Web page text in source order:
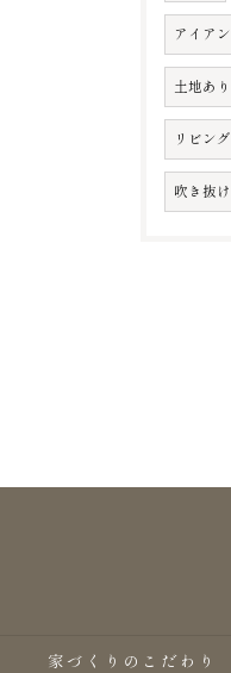
アイアン
土地あり
リビング
吹き抜け
家づくりのこだわり